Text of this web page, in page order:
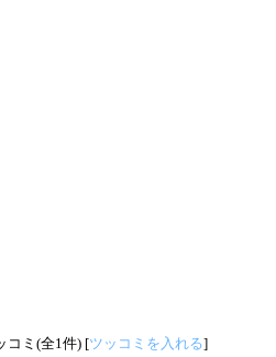
コミ(全1件) [ツッコミを入れる]